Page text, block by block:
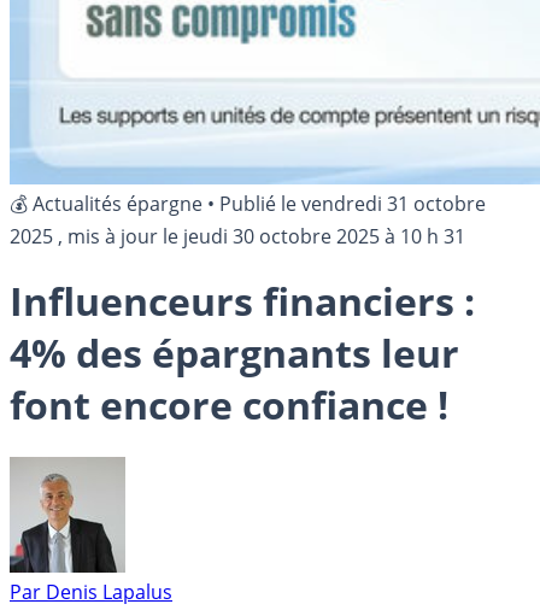
💰 Actualités épargne • Publié levendredi 31 octobre
2025 , mis à jour le jeudi 30 octobre 2025 à 10 h 31
Influenceurs financiers :
4% des épargnants leur
font encore confiance !
Par Denis Lapalus